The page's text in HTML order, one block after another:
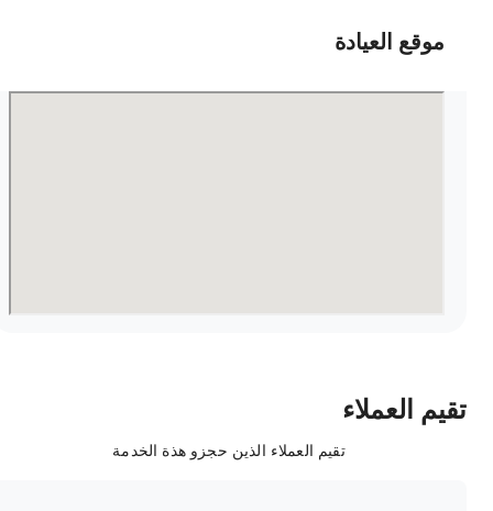
موقع العيادة
العملاء
تقيم العملاء الذين حجزو هذة الخدمة